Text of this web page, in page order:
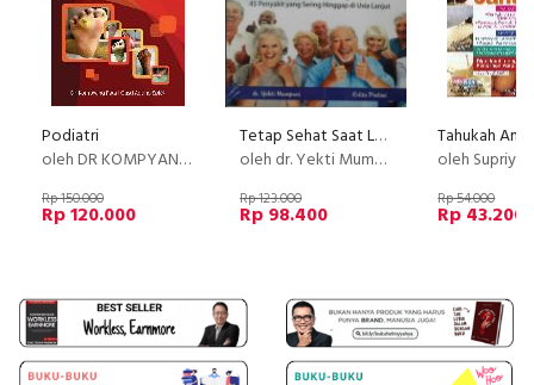
Podiatri
oleh DR KOMPYANG RATA I GUSTI AGUNG SPKK (K) FINS DV
Rp 150.000
Rp 120.000
Tetap Sehat Saat Lansia
oleh dr. Yekti Mumpuni Dan Erlita Pratiwi
Rp 123.000
Rp 98.400
oleh
Rp 54.000
Rp 43.200